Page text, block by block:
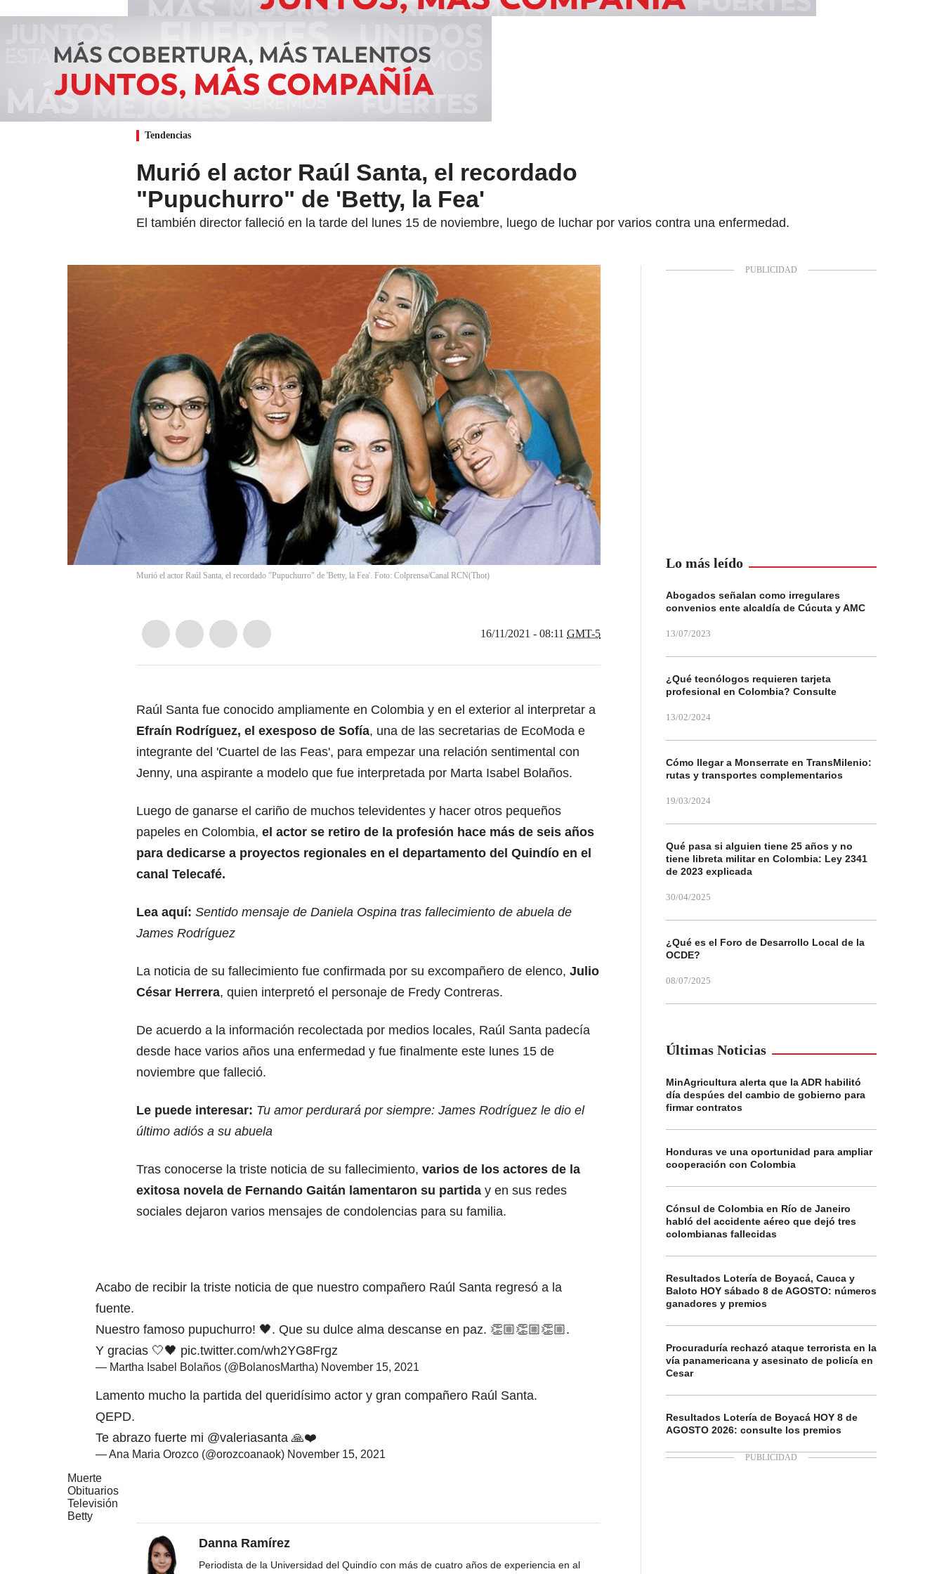
Tendencias
Murió el actor Raúl Santa, el recordado
"Pupuchurro" de 'Betty, la Fea'
El también director falleció en la tarde del lunes 15 de noviembre, luego de luchar por varios contra una enfermedad.
Murió el actor Raúl Santa, el recordado "Pupuchurro" de 'Betty, la Fea'. Foto: Colprensa/Canal RCN(Thot)
16/11/2021 - 08:11 GMT-5
Raúl Santa fue conocido ampliamente en Colombia y en el exterior al interpretar a
Efraín Rodríguez, el exesposo de Sofía, una de las secretarias de EcoModa e
integrante del 'Cuartel de las Feas', para empezar una relación sentimental con
Jenny, una aspirante a modelo que fue interpretada por Marta Isabel Bolaños.
Luego de ganarse el cariño de muchos televidentes y hacer otros pequeños
papeles en Colombia, el actor se retiro de la profesión hace más de seis años
para dedicarse a proyectos regionales en el departamento del Quindío en el
canal Telecafé.
Lea aquí: Sentido mensaje de Daniela Ospina tras fallecimiento de abuela de
James Rodríguez
La noticia de su fallecimiento fue confirmada por su excompañero de elenco, Julio
César Herrera, quien interpretó el personaje de Fredy Contreras.
De acuerdo a la información recolectada por medios locales, Raúl Santa padecía
desde hace varios años una enfermedad y fue finalmente este lunes 15 de
noviembre que falleció.
Le puede interesar: Tu amor perdurará por siempre: James Rodríguez le dio el
último adiós a su abuela
Tras conocerse la triste noticia de su fallecimiento, varios de los actores de la
exitosa novela de Fernando Gaitán lamentaron su partida y en sus redes
sociales dejaron varios mensajes de condolencias para su familia.
Acabo de recibir la triste noticia de que nuestro compañero Raúl Santa regresó a la
fuente.
Nuestro famoso pupuchurro! 🖤. Que su dulce alma descanse en paz. 👏🏼👏🏼👏🏼.
Y gracias 🤍🖤 pic.twitter.com/wh2YG8Frgz
— Martha Isabel Bolaños (@BolanosMartha) November 15, 2021
Lamento mucho la partida del queridísimo actor y gran compañero Raúl Santa.
QEPD.
Te abrazo fuerte mi @valeriasanta 🙏❤️
— Ana Maria Orozco (@orozcoanaok) November 15, 2021
Muerte
Obituarios
Televisión
Betty
Danna Ramírez
Periodista de la Universidad del Quindío con más de cuatro años de experiencia en al
Lo más leído
Abogados señalan como irregulares
convenios ente alcaldía de Cúcuta y AMC
13/07/2023
¿Qué tecnólogos requieren tarjeta
profesional en Colombia? Consulte
13/02/2024
Cómo llegar a Monserrate en TransMilenio:
rutas y transportes complementarios
19/03/2024
Qué pasa si alguien tiene 25 años y no
tiene libreta militar en Colombia: Ley 2341
de 2023 explicada
30/04/2025
¿Qué es el Foro de Desarrollo Local de la
OCDE?
08/07/2025
Últimas Noticias
MinAgricultura alerta que la ADR habilitó
día despúes del cambio de gobierno para
firmar contratos
Honduras ve una oportunidad para ampliar
cooperación con Colombia
Cónsul de Colombia en Río de Janeiro
habló del accidente aéreo que dejó tres
colombianas fallecidas
Resultados Lotería de Boyacá, Cauca y
Baloto HOY sábado 8 de AGOSTO: números
ganadores y premios
Procuraduría rechazó ataque terrorista en la
vía panamericana y asesinato de policía en
Cesar
Resultados Lotería de Boyacá HOY 8 de
AGOSTO 2026: consulte los premios